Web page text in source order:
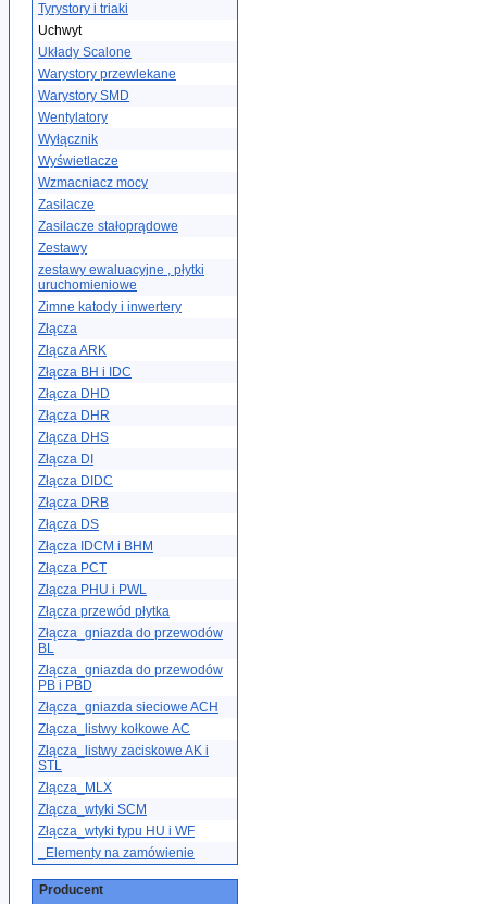
Tyrystory i triaki
Uchwyt
Układy Scalone
Warystory przewlekane
Warystory SMD
Wentylatory
Wyłącznik
Wyświetlacze
Wzmacniacz mocy
Zasilacze
Zasilacze stałoprądowe
Zestawy
zestawy ewaluacyjne , płytki
uruchomieniowe
Zimne katody i inwertery
Złącza
Złącza ARK
Złącza BH i IDC
Złącza DHD
Złącza DHR
Złącza DHS
Złącza DI
Złącza DIDC
Złącza DRB
Złącza DS
Złącza IDCM i BHM
Złącza PCT
Złącza PHU i PWL
Złącza przewód płytka
Złącza_gniazda do przewodów
BL
Złącza_gniazda do przewodów
PB i PBD
Złącza_gniazda sieciowe ACH
Złącza_listwy kołkowe AC
Złącza_listwy zaciskowe AK i
STL
Złącza_MLX
Złącza_wtyki SCM
Złącza_wtyki typu HU i WF
_Elementy na zamówienie
Producent